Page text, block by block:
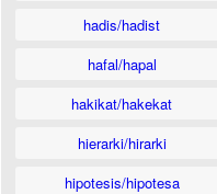
hadis/hadist
hafal/hapal
hakikat/hakekat
hierarki/hirarki
hipotesis/hipotesa